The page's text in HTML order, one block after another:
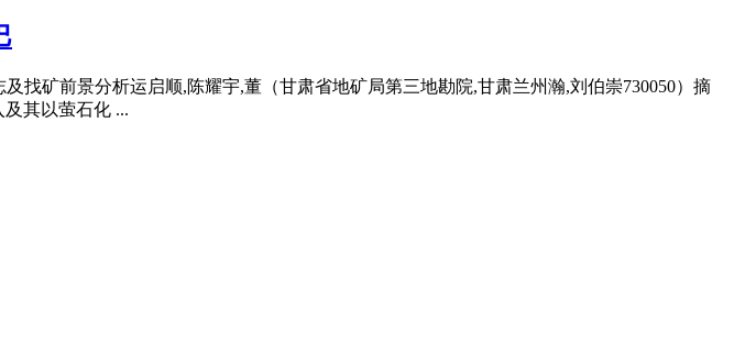
找矿前景分析运启顺,陈耀宇,董（甘肃省地矿局第三地勘院,甘肃兰州瀚,刘伯崇730050）摘
其以萤石化 ...